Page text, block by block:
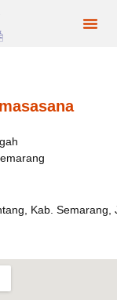
Kab. Semarang,